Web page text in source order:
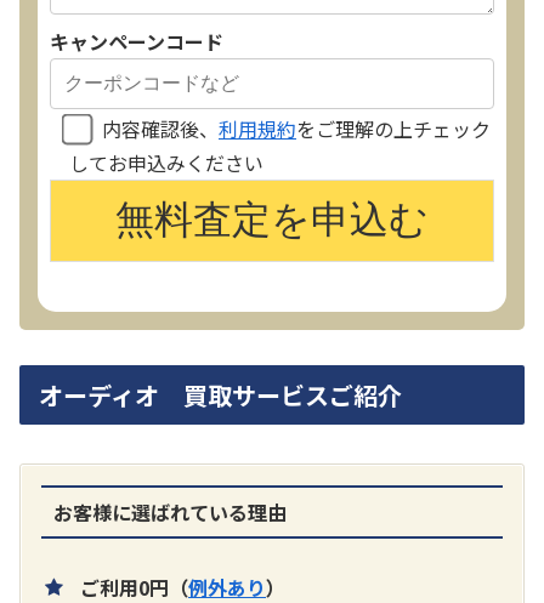
キャンペーンコード
内容確認後、 利用規約をご理解の上チェック
してお申込みください
オーディオ 買取サービスご紹介
お客様に選ばれている理由
ご利用0円（例外あり）